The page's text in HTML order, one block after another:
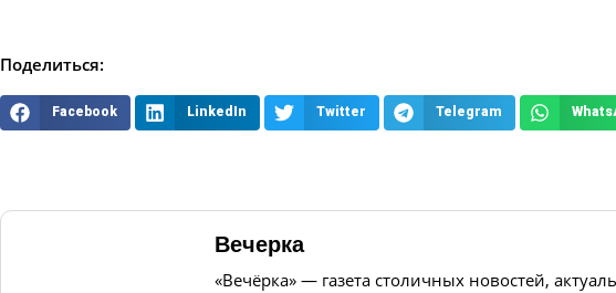
Поделиться:
Facebook LinkedIn Twitter Telegram
Вечерка
«Вечёрка» — газета столичных новостей,